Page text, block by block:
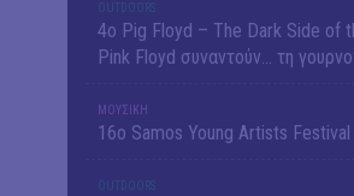
OUTDΟORS
4ο Pig Floyd – The Dark Side of
Pink Floyd συναντούν… τη
ΜΟΥΣΙΚΗ
16o Samos Young Artists Festival
OUTDΟORS